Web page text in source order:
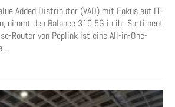
Added Distributor (VAD) mit Fokus auf IT-
nimmt den Balance 310 5G in ihr Sortiment
Router von Peplink ist eine All-in-One-
...